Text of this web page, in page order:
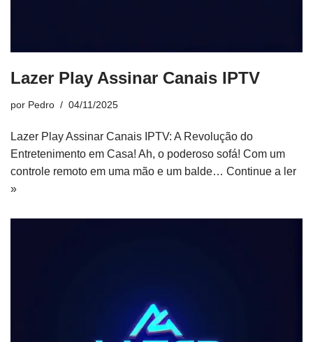
Lazer Play Assinar Canais IPTV
por Pedro 04/11/2025
Lazer Play Assinar Canais IPTV: A Revolução do
Entretenimento em Casa! Ah, o poderoso sofá! Com um
controle remoto em uma mão e um balde… Continue a ler
»